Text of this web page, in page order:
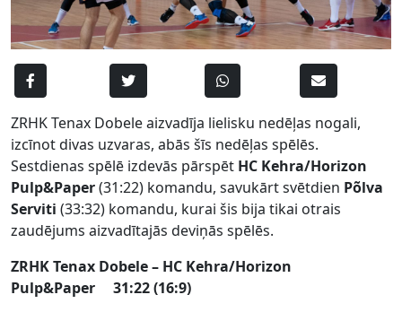
ZRHK Tenax Dobele aizvadīja lielisku nedēļas nogali,
izcīnot divas uzvaras, abās šīs nedēļas spēlēs.
Sestdienas spēlē izdevās pārspēt HC Kehra/Horizon
Pulp&Paper(31:22) komandu, savukārt svētdien Põlva
Serviti (33:32) komandu, kurai šis bija tikai otrais
zaudējums aizvadītajās deviņās spēlēs.
ZRHK Tenax Dobele – HC Kehra/Horizon
Pulp&Paper 31:22 (16:9)